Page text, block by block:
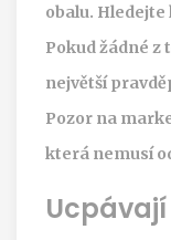
obalu.
Pokud žádné z
největší
Pozor na
která nemusí